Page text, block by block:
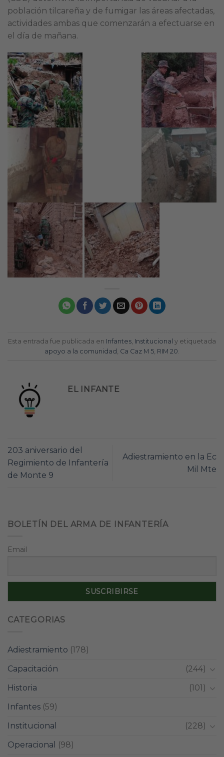
población tilcareña y de fumigar las áreas afectadas,
actividades ambas que comenzarán a efectuarse en
el día de mañana.
Esta entrada fue publicada en Infantes Institucional y etiquetada
apoyo a la comunidad Ca Caz M 5 RIM 20
EL INFANTE
203 aniversario del
Regimiento de Infantería
de Monte 9
Adiestramiento en la Ec
Mil Mte
BOLETÍN DEL ARMA DE INFANTERÍA
Email
CATEGORIAS
Adiestramiento (178)
Capacitación
(244)
Historia
(101)
Infantes (59)
Institucional
(228)
Operacional
(98)